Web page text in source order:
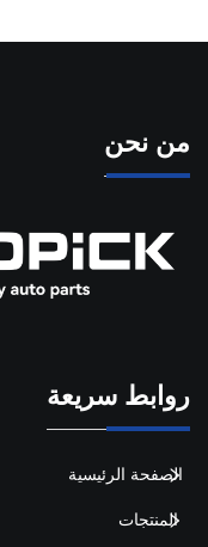
من نحن
روابط سريعة
الصفحة الرئيسية
المنتجات